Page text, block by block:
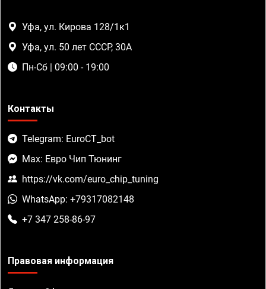
Уфа, ул. Кирова 128/1к1
Уфа, ул. 50 лет СССР, 30А
Пн-Сб | 09:00 - 19:00
Контакты
Telegram: EuroCT_bot
Max: Евро Чип Тюнинг
https://vk.com/euro_chip_tuning
WhatsApp: +79317082148
+7 347 258-86-97
Правовая информация